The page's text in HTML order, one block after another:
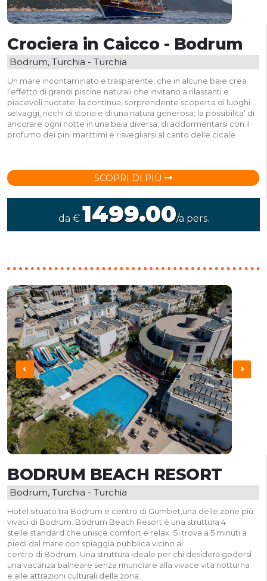
Crociera in Caicco - Bodrum
Bodrum, Turchia - Turchia
Un mare incontaminato e trasparente, che in alcune baie crea
l’effetto di grandi piscine naturali che invitano a rilassanti e
piacevoli nuotate; la continua, sorprendente scoperta di luoghi
selvaggi, ricchi di storia e di una natura generosa; la possibilita’ di
ancorare ogni notte in una baia diversa, di addormentarsi con il
profumo dei pini marittimi e risvegliarsi al canto delle cicale.
SCOPRI DI PIÙ
da €1499.00/a pers.
BODRUM BEACH RESORT
Bodrum, Turchia - Turchia
Hotel situato tra Bodrum e centro di Gumbet,una delle zone più
vivaci di Bodrum. Bodrum Beach Resort è una struttura 4
stelle standard che unisce comfort e relax. Si trova a 5 minuti a
piedi dal mare con spiaggia pubblica vicino al
centro di Bodrum. Una struttura ideale per chi desidera godersi
una vacanza balneare senza rinunciare alla vivace vita notturna
e alle attrazioni culturali della zona.